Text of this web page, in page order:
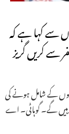
سے کہا ہے کہ
سے کریں گریز
میں 60,000سے زائد لوگوں کے شامل ہونے کی
گے۔ گوہاٹی۔ اے